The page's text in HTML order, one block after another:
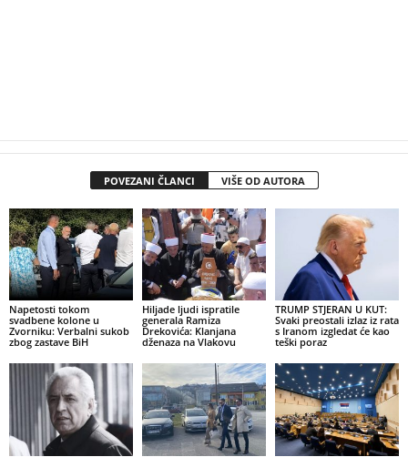
POVEZANI ČLANCI VIŠE OD AUTORA
Napetosti tokom
svadbene kolone u
Zvorniku: Verbalni sukob
zbog zastave BiH
Hiljade ljudi ispratile
generala Ramiza
Drekovića: Klanjana
dženaza na Vlakovu
TRUMP STJERAN U KUT:
Svaki preostali izlaz iz rata
s Iranom izgledat će kao
teški poraz